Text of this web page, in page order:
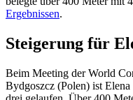
Ergebnissen.
Steigerung für
Beim Meeting der World
Bydgoszcz (Polen) ist